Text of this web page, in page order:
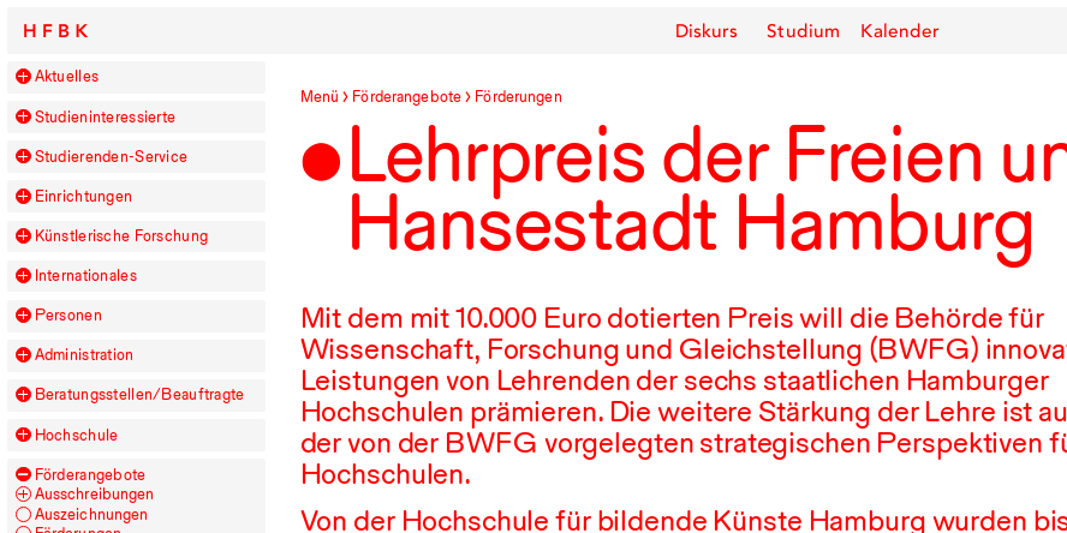
HFBK Diskurs Studium Kalender
Aktuelles
Studieninteressierte
Studierenden-Service
Einrichtungen
Künstlerische Forschung
Internationales
Personen
Administration
Beratungsstellen/​Beauftragte
Hochschule
Förderangebote
Ausschreibungen
Auszeichnungen
Menü Förderangebote Förderungen
Lehrpreis der Freien
Hansestadt Hamburg
Mit dem mit10.000 Euro dotierten Preis will die Behörde für
Wissenschaft, Forschung und Gleichstellung (BWFG)
Leistungen von Lehrenden der sechs staatlichen Hamburger
Hochschulen prämieren. Die weitere Stärkung der Lehre ist
der von der BWFG vorgelegten strategischen Perspektiven
Hochschulen.
Von der Hochschule für bildende Künste Hamburg wurden